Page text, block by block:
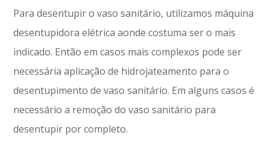
Para desentupir o vaso sanitário, utilizamos máquina
desentupidora elétrica aonde costuma ser o mais
indicado. Então em casos mais complexos pode ser
necessária aplicação de hidrojateamento para o
desentupimento de vaso sanitário. Em alguns casos é
necessário a remoção do vaso sanitário para
desentupir por completo.